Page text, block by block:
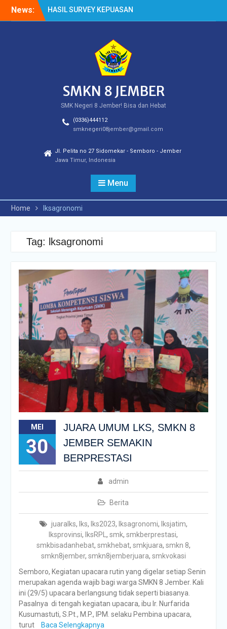
News:
HASIL SURVEY KEPUASAN
PELANGGAN
Cek Kesehatan Gratis
SMKN 8 JEMBER
SMK Negeri 8 Jember! Bisa dan Hebat
(0336)444112
smknegeri08jember@gmail.com
Jl. Pelita no 27 Sidomekar - Semboro - Jember
Jawa Timur, Indonesia
Menu
Home lksagronomi
Tag: lksagronomi
MEI
30
JUARA UMUM LKS, SMKN 8
JEMBER SEMAKIN
BERPRESTASI
admin
Berita
juaralks, lks, lks2023, lksagronomi, lksjatim,
lksprovinsi, lksRPL,smk,smkberprestasi,
smkbisadanhebat, smkhebat, smkjuara, smkn 8,
smkn8jember, smkn8jemberjuara, smkvokasi
Semboro, Kegiatan upacara rutin yang digelar setiap Senin
merupakan agenda wajib bagi warga SMKN 8 Jember. Kali
ini (29/5) upacara berlangsung tidak seperti biasanya.
Pasalnya di tengah kegiatan upacara, ibu Ir. Nurfarida
Kusumastuti, S.Pt., M.P., IPM. selaku Pembina upacara,
turut
Baca Selengkapnya